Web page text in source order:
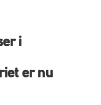
i
er nu